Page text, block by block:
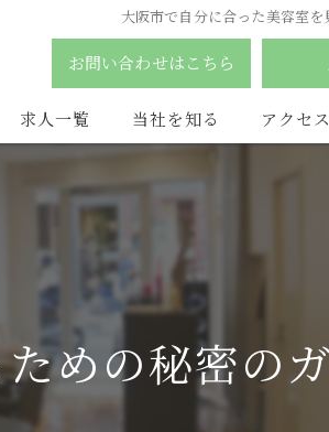
大阪市で自分に合った美容室
お問い合わせはこちら
求人一覧 当社を知る
南森町の美容室
ふじみ野市の美容室
アルバイト
パート
スタイリスト
アクセス
vist
めの秘密の